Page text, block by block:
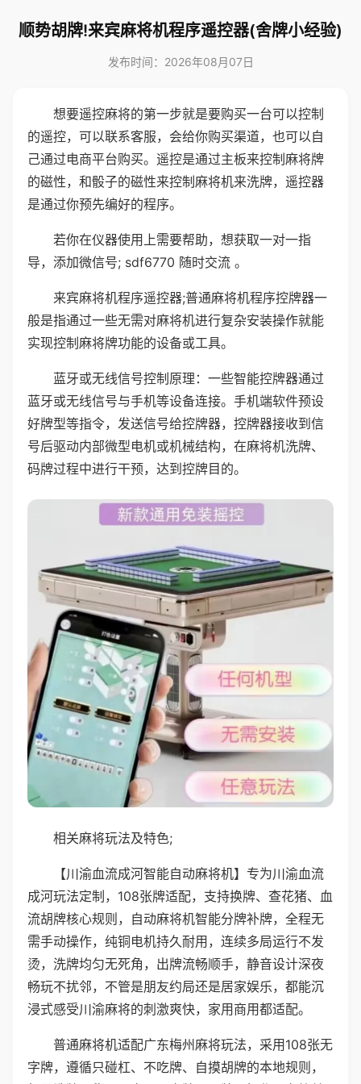
顺势胡牌!来宾麻将机程序遥控器(舍牌小经验)
发布时间：2026年08月07日
想要遥控麻将的第一步就是要购买一台可以控制
的遥控，可以联系客服，会给你购买渠道，也可以自
己通过电商平台购买。遥控是通过主板来控制麻将牌
的磁性，和骰子的磁性来控制麻将机来洗牌，遥控器
是通过你预先编好的程序。
若你在仪器使用上需要帮助，想获取一对一指
导，添加微信号; sdf6770 随时交流 。
来宾麻将机程序遥控器;普通麻将机程序控牌器一
般是指通过一些无需对麻将机进行复杂安装操作就能
实现控制麻将牌功能的设备或工具。
蓝牙或无线信号控制原理：一些智能控牌器通过
蓝牙或无线信号与手机等设备连接。手机端软件预设
好牌型等指令，发送信号给控牌器，控牌器接收到信
号后驱动内部微型电机或机械结构，在麻将机洗牌、
码牌过程中进行干预，达到控牌目的。
相关麻将玩法及特色;
【川渝血流成河智能自动麻将机】专为川渝血流
成河玩法定制，108张牌适配，支持换牌、查花猪、血
流胡牌核心规则，自动麻将机智能分牌补牌，全程无
需手动操作，纯铜电机持久耐用，连续多局运行不发
烫，洗牌均匀无死角，出牌流畅顺手，静音设计深夜
畅玩不扰邻，不管是朋友约局还是居家娱乐，都能沉
浸式感受川渝麻将的刺激爽快，家用商用都适配。
普通麻将机适配广东梅州麻将玩法，采用108张无
字牌，遵循只碰杠、不吃牌、自摸胡牌的本地规则，